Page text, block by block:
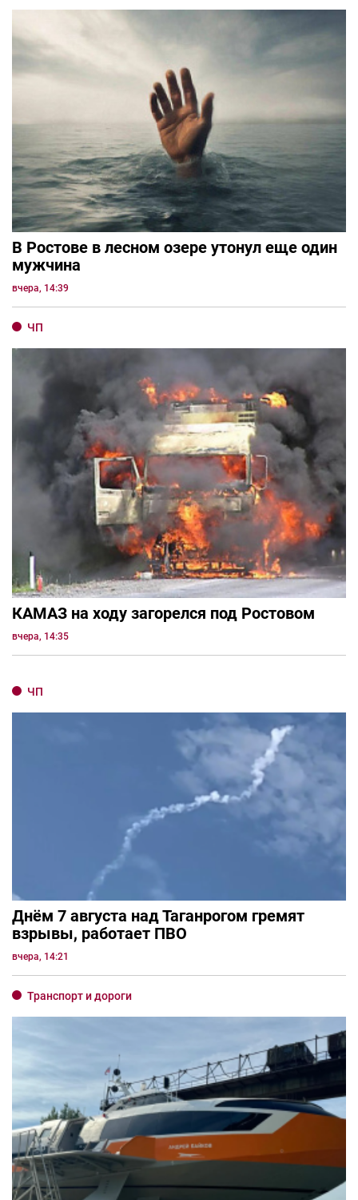
В Ростове в лесном озере утонул еще один
мужчина
вчера, 14:39
ЧП
КАМАЗ на ходу загорелся под Ростовом
вчера, 14:35
ЧП
Днём 7 августа над Таганрогом гремят
взрывы, работает ПВО
вчера, 14:21
Транспорт и дороги